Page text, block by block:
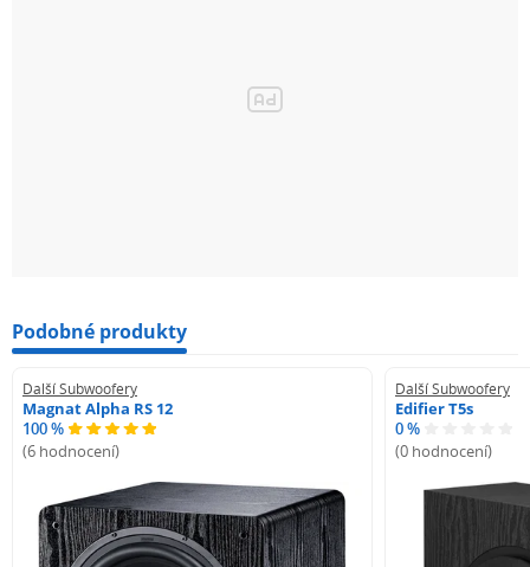
Podobné produkty
Další Subwoofery
Magnat Alpha RS 12
100 %
(6 hodnocení)
Další Subwoofery
Edifier T5s
0 %
(0 hodnocení)